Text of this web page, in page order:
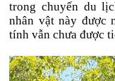
trong chuyến du
nhân vật này được
tính vẫn chưa được